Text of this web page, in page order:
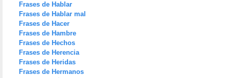
Frases de Hablar
Frases de Hablar mal
Frases de Hacer
Frases de Hambre
Frases de Hechos
Frases de Herencia
Frases de Heridas
Frases de Hermanos